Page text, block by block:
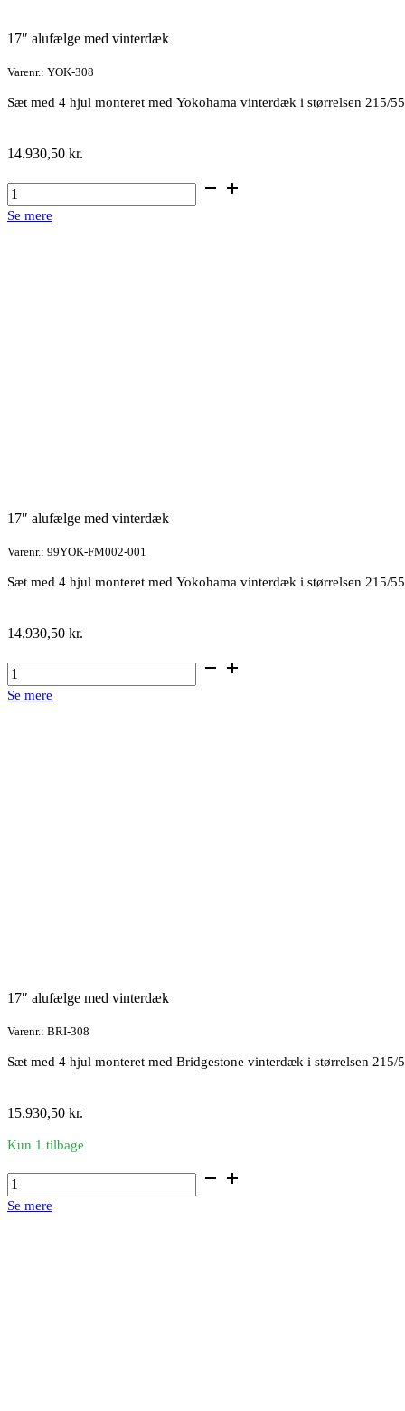
17″ alufælge med vinterdæk
Varenr.: YOK-308
Sæt med 4 hjul monteret med Yokohama vinterdæk i størrelsen 215/
14.930,50 kr.
17"
alufælge
med
Se mere
17″ alufælge med vinterdæk
Varenr.: 99YOK-FM002-001
Sæt med 4 hjul monteret med Yokohama vinterdæk i størrelsen 215/
14.930,50 kr.
17"
alufælge
med
Se mere
17″ alufælge med vinterdæk
Varenr.: BRI-308
Sæt med 4 hjul monteret med Bridgestone vinterdæk i størrelsen 215/
15.930,50 kr.
Kun 1 tilbage
17"
alufælge
med
Se mere